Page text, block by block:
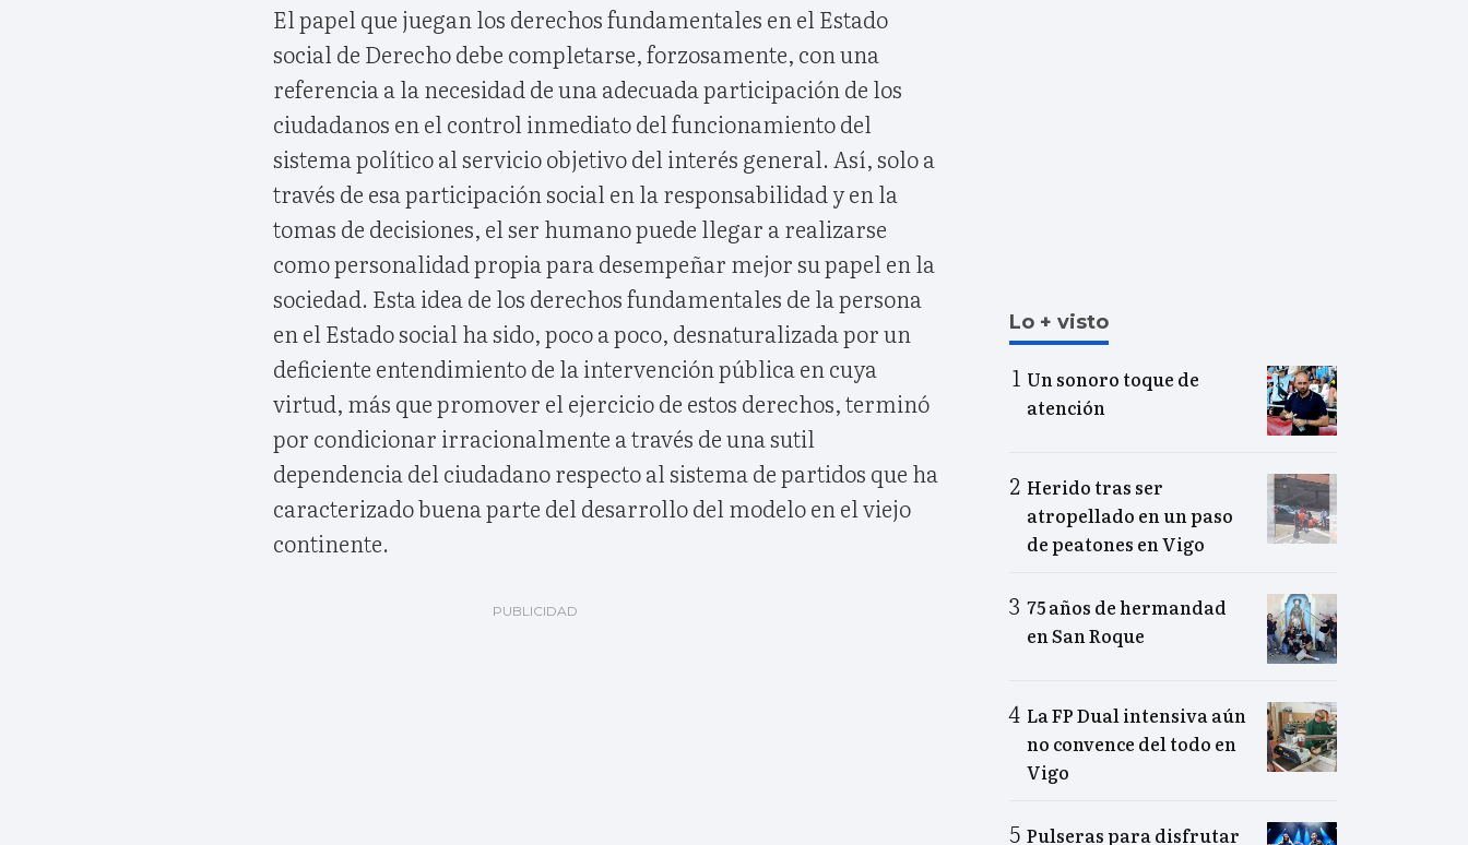
El papel que juegan los derechos fundamentales en el Estado
social de Derecho debe completarse, forzosamente, con una
referencia a la necesidad de una adecuada participación de los
ciudadanos en el control inmediato del funcionamiento del
sistema político al servicio objetivo del interés general. Así, solo a
través de esa participación social en la responsabilidad y en la
tomas de decisiones, el ser humano puede llegar a realizarse
como personalidad propia para desempeñar mejor su papel en la
sociedad. Esta idea de los derechos fundamentales de la persona
en el Estado social ha sido, poco a poco, desnaturalizada por un
deficiente entendimiento de la intervención pública en cuya
virtud, más que promover el ejercicio de estos derechos, terminó
por condicionar irracionalmente a través de una sutil
dependencia del ciudadano respecto al sistema de partidos que ha
caracterizado buena parte del desarrollo del modelo en el viejo
continente.
Lo + visto
Un sonoro toque de
atención
Herido tras ser
atropellado en un paso
de peatones en Vigo
75 años de hermandad
en San Roque
La FP Dual intensiva aún
no convence del todo en
Vigo
Pulseras para disfrutar